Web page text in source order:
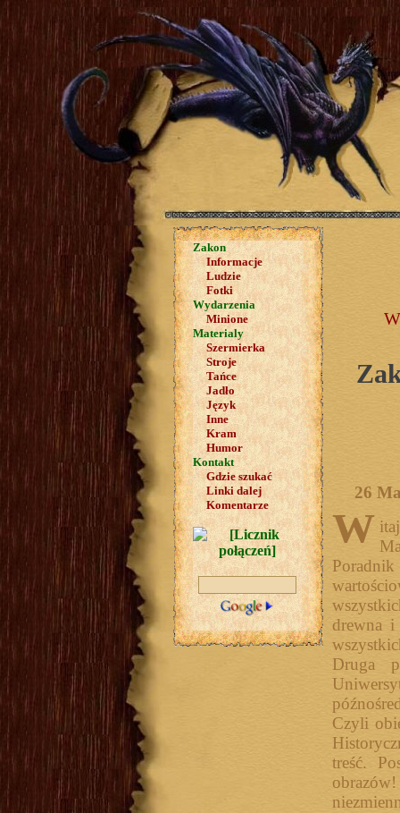
Zakon
Informacje
Ludzie
Fotki
Wydarzenia
Minione
Materialy
Szermierka
Stroje
Tańce
Jadło
Język
Inne
Kram
Humor
Kontakt
Gdzie szukać
Linki dalej
Komentarze
26
W
Poradnik
drewna i
Druga
Czyli
treść.